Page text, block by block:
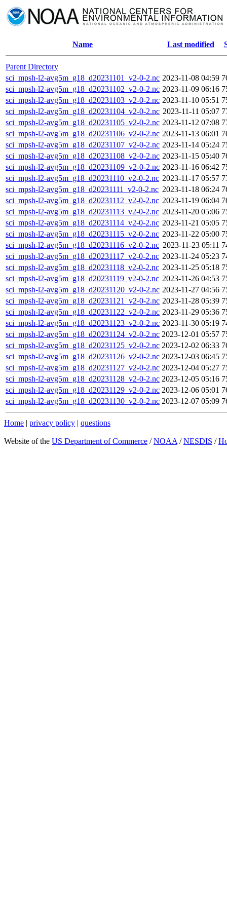
Name Last modified
Parent Directory
sci_mpsh-l2-avg5m_g18_d20231101_v2-0-2.nc 2023-11-08 04:59
sci_mpsh-l2-avg5m_g18_d20231102_v2-0-2.nc 2023-11-09 06:16
sci_mpsh-l2-avg5m_g18_d20231103_v2-0-2.nc 2023-11-10 05:51
sci_mpsh-l2-avg5m_g18_d20231104_v2-0-2.nc 2023-11-11 05:07
sci_mpsh-l2-avg5m_g18_d20231105_v2-0-2.nc 2023-11-12 07:08
sci_mpsh-l2-avg5m_g18_d20231106_v2-0-2.nc 2023-11-13 06:01
sci_mpsh-l2-avg5m_g18_d20231107_v2-0-2.nc 2023-11-14 05:24
sci_mpsh-l2-avg5m_g18_d20231108_v2-0-2.nc 2023-11-15 05:40
sci_mpsh-l2-avg5m_g18_d20231109_v2-0-2.nc 2023-11-16 06:42
sci_mpsh-l2-avg5m_g18_d20231110_v2-0-2.nc 2023-11-17 05:57
sci_mpsh-l2-avg5m_g18_d20231111_v2-0-2.nc 2023-11-18 06:24
sci_mpsh-l2-avg5m_g18_d20231112_v2-0-2.nc 2023-11-19 06:04
sci_mpsh-l2-avg5m_g18_d20231113_v2-0-2.nc 2023-11-20 05:06
sci_mpsh-l2-avg5m_g18_d20231114_v2-0-2.nc 2023-11-21 05:05
sci_mpsh-l2-avg5m_g18_d20231115_v2-0-2.nc 2023-11-22 05:00
sci_mpsh-l2-avg5m_g18_d20231116_v2-0-2.nc 2023-11-23 05:11
sci_mpsh-l2-avg5m_g18_d20231117_v2-0-2.nc 2023-11-24 05:23
sci_mpsh-l2-avg5m_g18_d20231118_v2-0-2.nc 2023-11-25 05:18
sci_mpsh-l2-avg5m_g18_d20231119_v2-0-2.nc 2023-11-26 04:53
sci_mpsh-l2-avg5m_g18_d20231120_v2-0-2.nc 2023-11-27 04:56
sci_mpsh-l2-avg5m_g18_d20231121_v2-0-2.nc 2023-11-28 05:39
sci_mpsh-l2-avg5m_g18_d20231122_v2-0-2.nc 2023-11-29 05:36
sci_mpsh-l2-avg5m_g18_d20231123_v2-0-2.nc 2023-11-30 05:19
sci_mpsh-l2-avg5m_g18_d20231124_v2-0-2.nc 2023-12-01 05:57
sci_mpsh-l2-avg5m_g18_d20231125_v2-0-2.nc 2023-12-02 06:33
sci_mpsh-l2-avg5m_g18_d20231126_v2-0-2.nc 2023-12-03 06:45
sci_mpsh-l2-avg5m_g18_d20231127_v2-0-2.nc 2023-12-04 05:27
sci_mpsh-l2-avg5m_g18_d20231128_v2-0-2.nc 2023-12-05 05:16
sci_mpsh-l2-avg5m_g18_d20231129_v2-0-2.nc 2023-12-06 05:01
sci_mpsh-l2-avg5m_g18_d20231130_v2-0-2.nc 2023-12-07 05:09
Home | privacy policy | questions
Website of the US Department of Commerce /NOAA /NESDIS /